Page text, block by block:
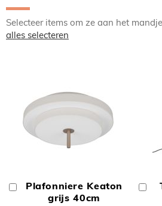
Selecteer items om ze aan het
alles selecteren
Plafonniere Keaton
grijs 40cm
In
Winkelwagen